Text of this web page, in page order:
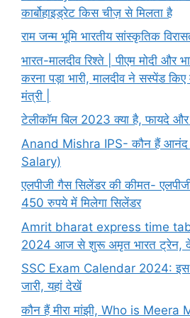
कार्बोहाइड्रेट किस चीज़ से मिलता है
राम जन्म भूमि भारतीय सांस्कृतिक
भारत-मालदीव रिश्ते | पीएम मोदी और
करना पड़ा भारी, मालदीव ने सस्पेंड
मंत्री |
टेलीकॉम बिल 2023 क्या है, फायदे
Anand Mishra IPS- कौन हैं आनंद
Salary)
एलपीजी गैस सिलेंडर की कीमत-
450 रुपये में मिलेगा सिलेंडर
Amrit bharat express time
2024 आज से शुरू अमृत भारत ट्रेन,
SSC Exam Calendar 2024: इस
जारी, यहां देखें
कौन हैं मीरा मांझी, Who is Meera